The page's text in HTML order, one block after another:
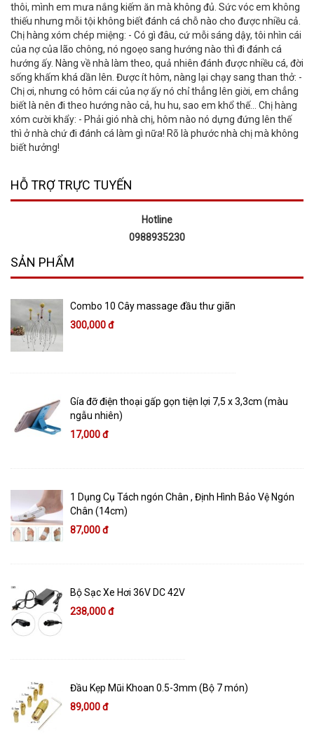
thôi, mình em mưa nắng kiếm ăn mà không đủ. Sức vóc em không
thiếu nhưng mỗi tội không biết đánh cá chỗ nào cho được nhiều cả.
Chị hàng xóm chép miệng: - Có gì đâu, cứ mỗi sáng dậy, tôi nhìn cái
của nợ của lão chông, nó ngoẹo sang hướng nào thì đi đánh cá
hướng ấy. Nàng về nhà làm theo, quả nhiên đánh được nhiều cá, đời
sống khấm khá dần lên. Được ít hôm, nàng lại chạy sang than thở: -
Chị ơi, nhưng có hôm cái của nợ ấy nó chỉ thẳng lên giời, em chẳng
biết là nên đi theo hướng nào cả, hu hu, sao em khổ thế… Chị hàng
xóm cười khẩy: - Phải gió nhà chị, hôm nào nó dựng đứng lên thế
thì ở nhà chứ đi đánh cá làm gì nữa! Rõ là phước nhà chị mà không
biết hưởng!
HỖ TRỢ TRỰC TUYẾN
Hotline
0988935230
SẢN PHẨM
Combo 10 Cây massage đầu thư giãn
300,000 đ
Gía đỡ điện thoại gấp gọn tiện lợi 7,5 x 3,3cm (màu
ngẫu nhiên)
17,000 đ
1 Dụng Cụ Tách ngón Chân , Định Hình Bảo Vệ Ngón
Chân (14cm)
87,000 đ
Bộ Sạc Xe Hơi 36V DC 42V
238,000 đ
Đầu Kẹp Mũi Khoan 0.5-3mm (Bộ 7 món)
89,000 đ